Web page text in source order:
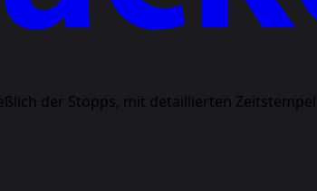
der Stopps, mit detaillierten